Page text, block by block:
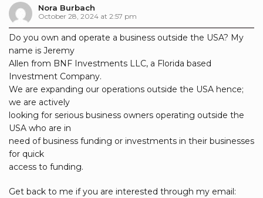
Nora Burbach
October 28, 2024 at 2:57 pm
Do you own and operate a business outside the USA? My
name is Jeremy
Allen from BNF Investments LLC, a Florida based
Investment Company.
We are expanding our operations outside the USA hence;
we are actively
looking for serious business owners operating outside the
USA who are in
need of business funding or investments in their businesses
for quick
access to funding.
Get back to me if you are interested through my email: